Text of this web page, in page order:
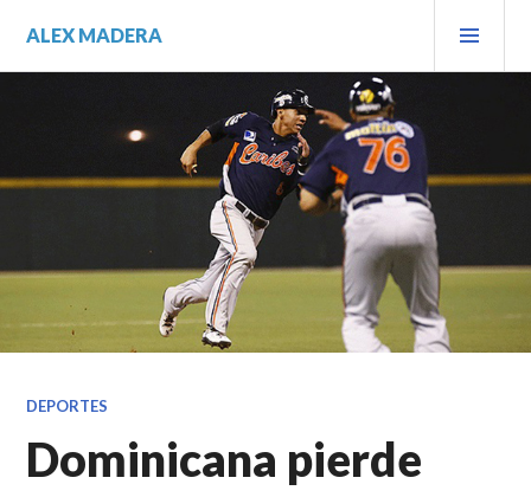
contenido.
ALEX MADERA
DEPORTES
Dominicana pierde